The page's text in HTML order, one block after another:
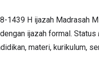
1439 H ijazah Madrasah
ijazah formal. Status
materi, kurikulum,